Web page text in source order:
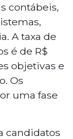
contábeis,
A taxa de
é de R$
objetivas e
Os
uma fase
candidatos